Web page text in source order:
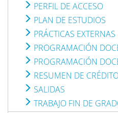
PERFIL DE ACCESO
PLAN DE ESTUDIOS
PRÁCTICAS EXTERNAS
PROGRAMACIÓN
PROGRAMACIÓN
RESUMEN DE
SALIDAS
TRABAJO FIN DE